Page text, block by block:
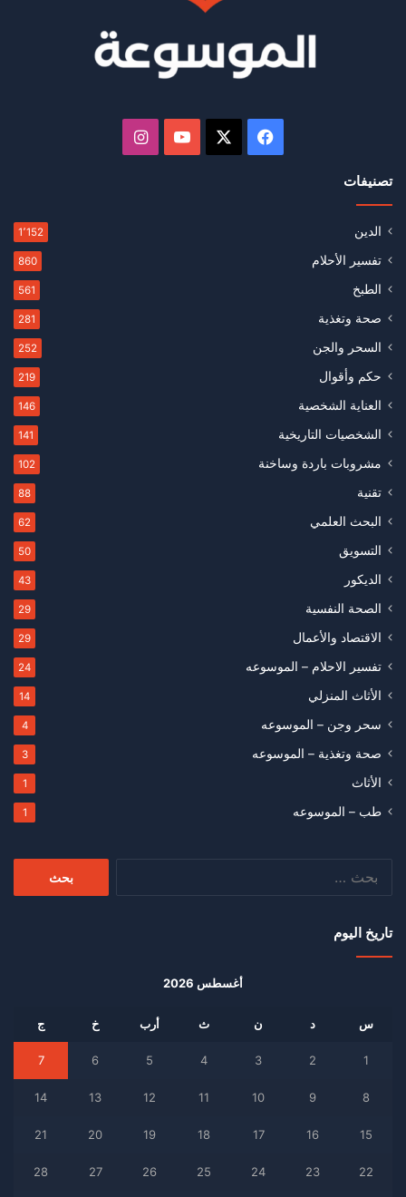
فيسبوك ‫YouTube
تصنيفات
الدين 1٬152
تفسير الأحلام 860
الطبخ 561
صحة وتغذية 281
السحر والجن 252
حكم وأقوال 219
العناية الشخصية 146
الشخصيات التاريخية 141
مشروبات باردة وساخنة 102
تقنية 88
البحث العلمي 62
التسويق 50
الديكور 43
الصحة النفسية 29
الاقتصاد والأعمال 29
تفسير الاحلام – الموسوعه 24
الأثاث المنزلي 14
سحر وجن – الموسوعه 4
صحة وتغذية – الموسوعه 3
الأثاث 1
طب – الموسوعه 1
تاريخ اليوم
أغسطس 2026
س د ن ث أرب خ ج
1
2
3
4
5
6
7
8
9
10
11
12
13
14
15
16
17
18
19
20
21
22
23
24
25
26
27
28